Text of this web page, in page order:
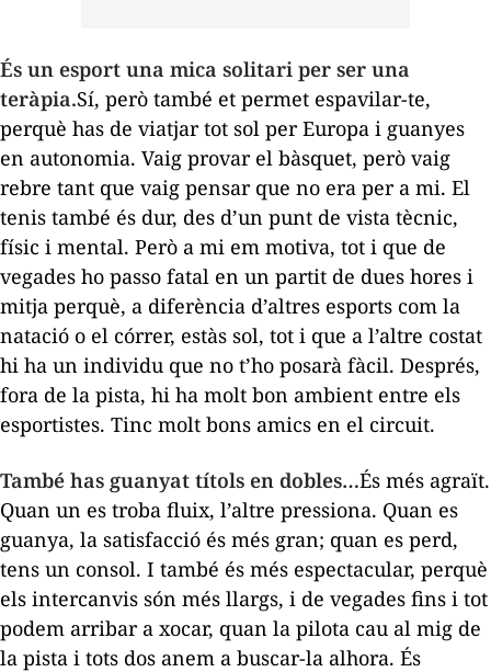
És un esport una mica solitari per ser una
teràpia.Sí, però també et permet espavilar-te,
perquè has de viatjar tot sol per Europa i guanyes
en autonomia. Vaig provar el bàsquet, però vaig
rebre tant que vaig pensar que no era per a mi. El
tenis també és dur, des d’un punt de vista tècnic,
físic i mental. Però a mi em motiva, tot i que de
vegades ho passo fatal en un partit de dues hores i
mitja perquè, a diferència d’altres esports com la
natació o el córrer, estàs sol, tot i que a l’altre costat
hi ha un individu que no t’ho posarà fàcil. Després,
fora de la pista, hi ha molt bon ambient entre els
esportistes. Tinc molt bons amics en el circuit.
També has guanyat títols en dobles…És més agraït.
Quan un es troba fluix, l’altre pressiona. Quan es
guanya, la satisfacció és més gran; quan es perd,
tens un consol. I també és més espectacular, perquè
els intercanvis són més llargs, i de vegades fins i tot
podem arribar a xocar, quan la pilota cau al mig de
la pista i tots dos anem a buscar-la alhora. És